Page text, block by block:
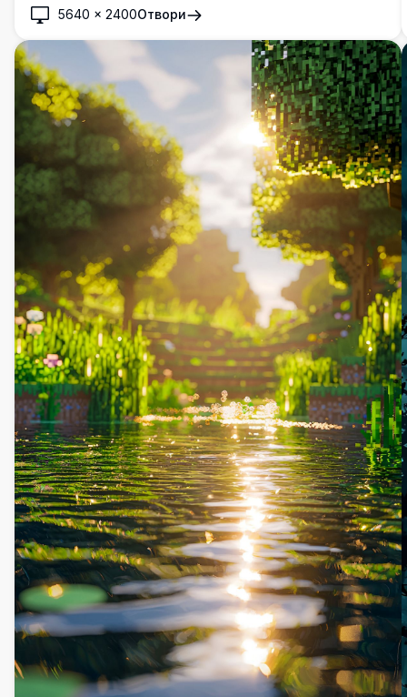
5640 × 2400Отвори